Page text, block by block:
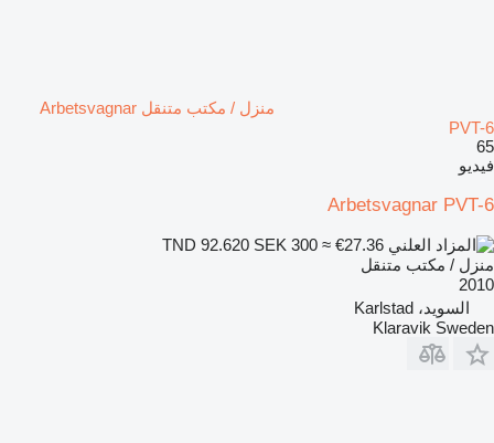
منزل / مكتب متنقل Arbetsvagnar
PVT-6
65
فيديو
Arbetsvagnar PVT-6
SEK 300 ≈ €27.36
منزل / مكتب متنقل
2010
السويد، Karlstad
Klaravik Sweden